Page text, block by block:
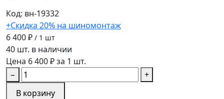
Код: вн-19332
+Скидка 20% на шиномонтаж
6 400 ₽ / 1 шт
40 шт. в наличии
Цена 6 400 ₽ за 1 шт.
−
+
В корзину